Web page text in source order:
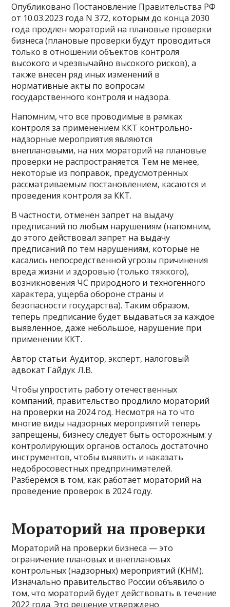
Опубликовано Постановление Правительства РФ
от 10.03.2023 года N 372, которым до конца 2030
года продлен мораторий на плановые проверки
бизнеса (плановые проверки будут проводиться
только в отношении объектов контроля
высокого и чрезвычайно высокого рисков), а
также внесен ряд иных изменений в
нормативные акты по вопросам
государственного контроля и надзора.
Напомним, что все проводимые в рамках
контроля за применением ККТ контрольно-
надзорные мероприятия являются
внеплановыми, на них мораторий на плановые
проверки не распространяется. Тем не менее,
некоторые из поправок, предусмотренных
рассматриваемым постановлением, касаются и
проведения контроля за ККТ.
В частности, отменен запрет на выдачу
предписаний по любым нарушениям (напомним,
до этого действовал запрет на выдачу
предписаний по тем нарушениям, которые не
касались непосредственной угрозы причинения
вреда жизни и здоровью (только тяжкого),
возникновения ЧС природного и техногенного
характера, ущерба обороне страны и
безопасности государства). Таким образом,
теперь предписание будет выдаваться за каждое
выявленное, даже небольшое, нарушение при
применении ККТ.
Автор статьи: Аудитор, эксперт, налоговый
адвокат Гайдук Л.В.
Чтобы упростить работу отечественных
компаний, правительство продлило мораторий
на проверки на 2024 год. Несмотря на то что
многие виды надзорных мероприятий теперь
запрещены, бизнесу следует быть осторожным: у
контролирующих органов осталось достаточно
инструментов, чтобы выявить и наказать
недобросовестных предпринимателей.
Разберёмся в том, как работает мораторий на
проведение проверок в 2024 году.
Мораторий на проверки
Мораторий на проверки бизнеса — это
ограничение плановых и внеплановых
контрольных (надзорных) мероприятий (КНМ).
Изначально правительство России объявило о
том, что мораторий будет действовать в течение
2022 года. Это решение утверждено